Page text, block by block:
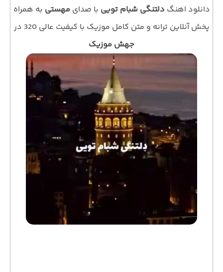
دانلود اهنگ دلتنگی شبام تویی با صدایمهستی به همراه
پخش آنلاین ترانه و متن کامل موزیک با کیفیت عالی 320 در
جهش موزیک